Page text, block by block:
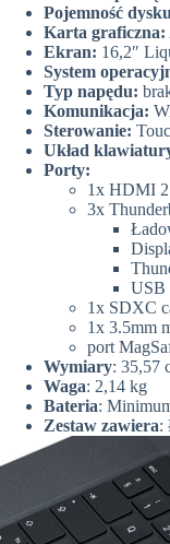
Pojemność
Karta graficzna:
Ekran: 16,2″
System
Typ napędu:
Komunikacja:
Sterowanie:
Układ
Porty:
1x HDMI
3x
USB
1x SDXC
1x 3.5mm
port
Wymiary: 35,57
Waga: 2,14 kg
Bateria:
Zestaw zawiera: